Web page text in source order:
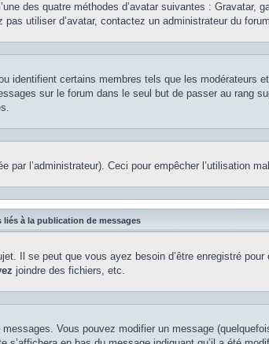
des quatre méthodes d’avatar suivantes : Gravatar,
utiliser d’avatar, contactez un administrateur du
identifient certains membres tels que les modérateurs
sur le forum dans le seul but de passer au rang
l’administrateur). Ceci pour empêcher l’utilisation
liés à la publication de messages
Il se peut que vous ayez besoin d’être enregistré
joindre des fichiers, etc.
Vous pouvez modifier un message